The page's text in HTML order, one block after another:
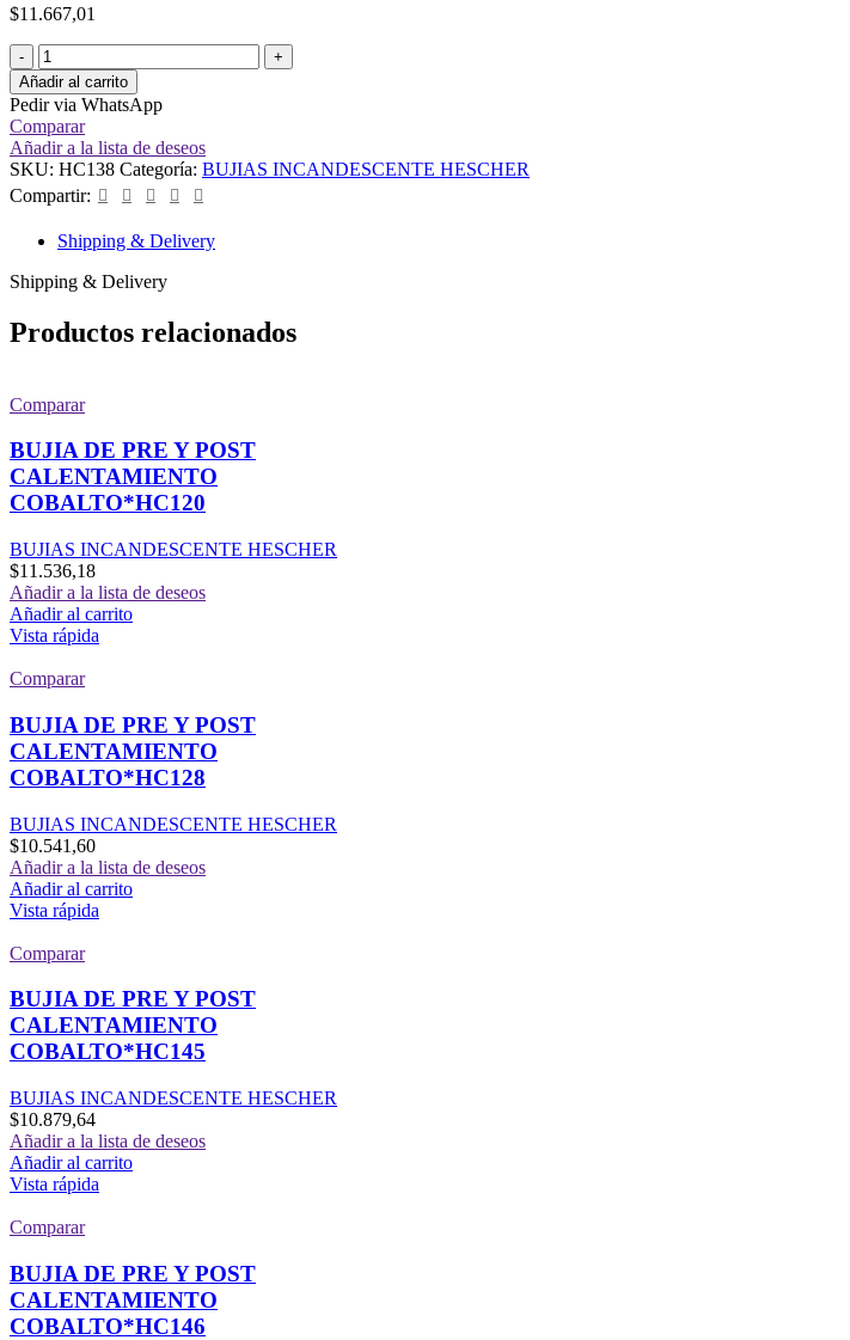
$11.667,01
Añadir al carrito
Pedir via WhatsApp
Comparar
Añadir a la lista de deseos
SKU: HC138 Categoría: BUJIAS INCANDESCENTE HESCHER
Compartir:
Shipping & Delivery
Shipping & Delivery
Productos relacionados
Comparar
BUJIA DE PRE Y POST
CALENTAMIENTO
COBALTO*HC120
BUJIAS INCANDESCENTE HESCHER
$11.536,18
Añadir a la lista de deseos
Añadir al carrito
Vista rápida
Comparar
BUJIA DE PRE Y POST
CALENTAMIENTO
COBALTO*HC128
BUJIAS INCANDESCENTE HESCHER
$10.541,60
Añadir a la lista de deseos
Añadir al carrito
Vista rápida
Comparar
BUJIA DE PRE Y POST
CALENTAMIENTO
COBALTO*HC145
BUJIAS INCANDESCENTE HESCHER
$10.879,64
Añadir a la lista de deseos
Añadir al carrito
Vista rápida
Comparar
BUJIA DE PRE Y POST
CALENTAMIENTO
COBALTO*HC146